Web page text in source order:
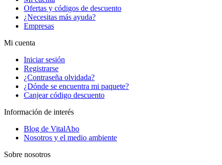
Ofertas y códigos de descuento
¿Necesitas más ayuda?
Empresas
Mi cuenta
Iniciar sesión
Registrarse
¿Contraseña olvidada?
¿Dónde se encuentra mi paquete?
Canjear código descuento
Información de interés
Blog de VitalAbo
Nosotros y el medio ambiente
Sobre nosotros